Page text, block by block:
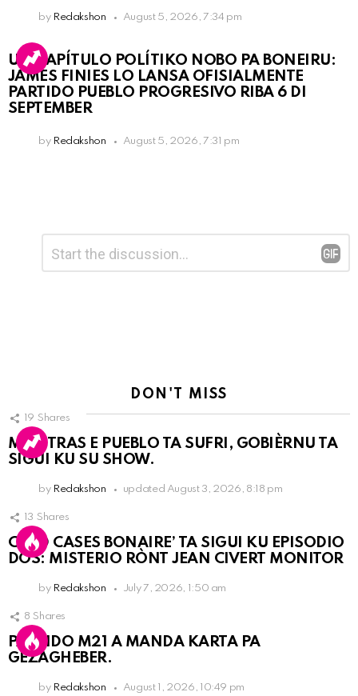
by Redakshon August 5, 2026, 7:34 pm
UN KAPÍTULO POLÍTIKO NOBO PA BONEIRU:
JAMES FINIES LO LANSA OFISIALMENTE
PARTIDO PUEBLO PROGRESIVO RIBA 6 DI
SEPTEMBER
by Redakshon August 5, 2026, 7:31 pm
Reply
DON'T MISS
19 Shares
MIENTRAS E PUEBLO TA SUFRI, GOBIÈRNU TA
SIGUI KU SU SHOW.
by Redakshon updated August 3, 2026, 8:18 pm
13 Shares
COLD CASES BONAIRE’ TA SIGUI KU EPISODIO
DOS: MISTERIO RÒNT JEAN CIVERT MONITOR
by Redakshon July 7, 2026, 1:50 am
8 Shares
PARTIDO M21 A MANDA KARTA PA
GEZAGHEBER.
by Redakshon August 1, 2026, 10:49 pm